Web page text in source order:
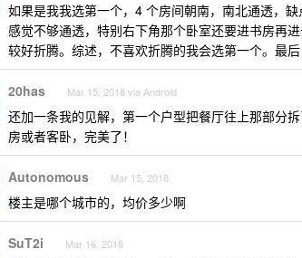
如果是我我选第一个，4 个房间朝南，南北通透，
感觉不够通透，特别右下角那个卧室还要进书房再
较好折腾。综述，不喜欢折腾的我会选第一个。最
20has Mar 15, 2018 via Android
还加一条我的见解，第一个户型把餐厅往上那部分
房或者客卧，完美了！
Autonomous Mar 15, 2018
楼主是哪个城市的，均价多少啊
SuT2i Mar 16, 2018